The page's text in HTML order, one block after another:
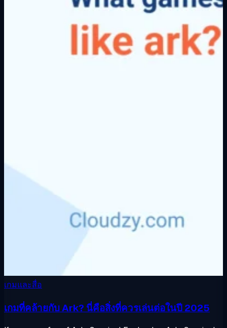
เกมและสื่อ
เกมที่คล้ายกับ Ark? นี่คือสิ่งที่ควรเล่นต่อในปี 2025